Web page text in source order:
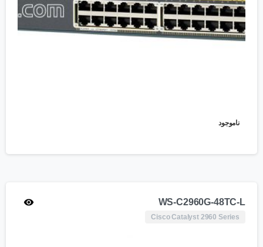
ناموجود
WS-C2960G-48TC-L
Cisco Catalyst 2960 Series